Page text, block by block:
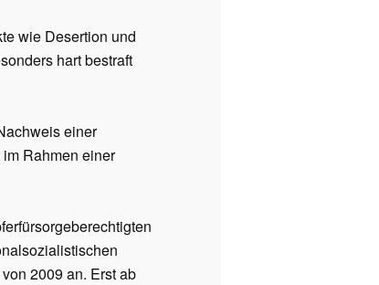
wie Desertion und
hart bestraft
einer
Rahmen einer
2009 an. Erst ab